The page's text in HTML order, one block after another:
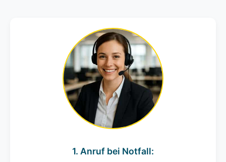
1. Anruf bei Notfall: